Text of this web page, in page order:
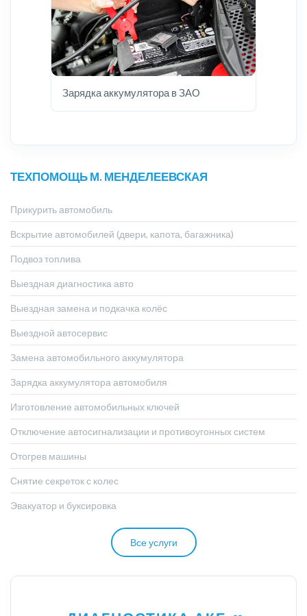
Зарядка аккумулятора в ЗАО
ТЕХПОМОЩЬ М. МЕНДЕЛЕЕВСКАЯ
Прикурить автомобиль
Вскрытие автомобилей (двери, капота, багажника)
Подвоз топлива
Выездная диагностика авто
Выездная замена и подкачка колёс
Выездной автосервис
Замена автомобильного аккумулятора
Зарядка аккумулятора автомобиля
Изготовление автомобильных ключей
Отключение автосигнализации и противоугонных систем
Отогрев машины
Снятие секреток с колес
Эвакуатор и буксировка
Все услуги